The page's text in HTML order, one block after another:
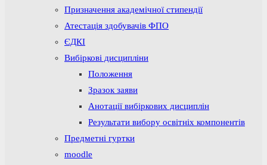
Призначення академічної стипендії
Атестація здобувачів ФПО
ЄДКІ
Вибіркові дисципліни
Положення
Зразок заяви
Анотації вибіркових дисциплін
Результати вибору освітніх компонентів
Предметні гуртки
moodle